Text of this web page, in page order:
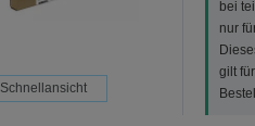
Schnellansicht
bei
nur
gilt